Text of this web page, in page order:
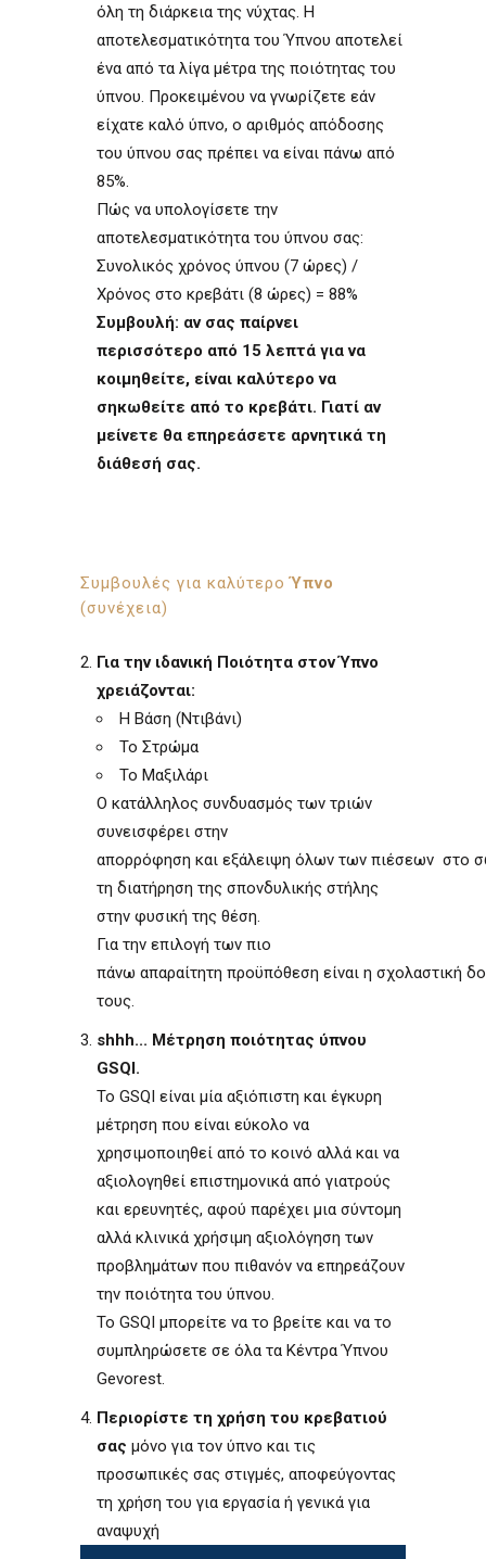
όλη τη διάρκεια της νύχτας. Η
αποτελεσματικότητα του Ύπνου αποτελεί
ένα από τα λίγα μέτρα της ποιότητας του
ύπνου. Προκειμένου να γνωρίζετε εάν
είχατε καλό ύπνο, ο αριθμός απόδοσης
του ύπνου σας πρέπει να είναι πάνω από
85%.
Πώς να υπολογίσετε την
αποτελεσματικότητα του ύπνου σας:
Συνολικός χρόνος ύπνου (7 ώρες) /
Χρόνος στο κρεβάτι (8 ώρες) = 88%
Συμβουλή: αν σας παίρνει
περισσότερο από 15 λεπτά για να
κοιμηθείτε, είναι καλύτερο να
σηκωθείτε από το κρεβάτι. Γιατί αν
μείνετε θα επηρεάσετε αρνητικά τη
διάθεσή σας.
Συμβουλές για καλύτεροΎπνο
(συνέχεια)
Για την ιδανική Ποιότητα στον Ύπνο
χρειάζονται:
Η Βάση (Ντιβάνι)
Το Στρώμα
Το Μαξιλάρι
Ο κατάλληλος συνδυασμός των τριών
συνεισφέρει στην
απορρόφηση και εξάλειψη όλων των πιέσεων στο
τη διατήρηση της σπονδυλικής στήλης
στην φυσική της θέση.
Για την επιλογή των πιο
πάνω απαραίτητη προϋπόθεση είναι η σχολαστική
τους.
shhh... Μέτρηση ποιότητας ύπνου
GSQI.
Το GSQI είναι μία αξιόπιστη και έγκυρη
μέτρηση που είναι εύκολο να
χρησιμοποιηθεί από το κοινό αλλά και να
αξιολογηθεί επιστημονικά από γιατρούς
και ερευνητές, αφού παρέχει μια σύντομη
αλλά κλινικά χρήσιμη αξιολόγηση των
προβλημάτων που πιθανόν να επηρεάζουν
την ποιότητα του ύπνου.
Το GSQI μπορείτε να το βρείτε και να το
συμπληρώσετε σε όλα τα Κέντρα Ύπνου
Gevorest.
Περιορίστε τη χρήση του κρεβατιού
σας μόνο για τον ύπνο και τις
προσωπικές σας στιγμές, αποφεύγοντας
τη χρήση του για εργασία ή γενικά για
αναψυχή